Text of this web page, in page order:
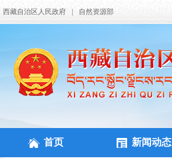
西藏自治区人民政府 自然资源部
首页 新闻动态